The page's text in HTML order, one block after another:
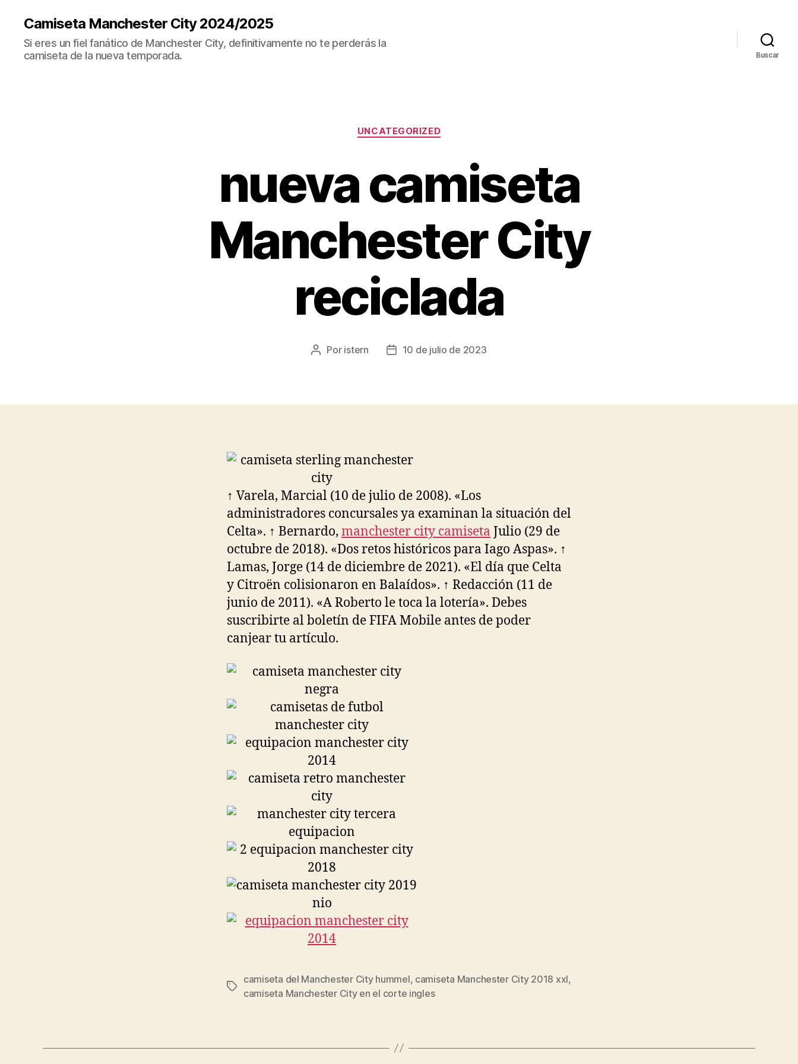
Camiseta Manchester City 2024/2025
Si eres un fiel fanático de Manchester City, definitivamente no te perderás la
camiseta de la nueva temporada.
Buscar
Categorías
UNCATEGORIZED
nueva camiseta
Manchester City
reciclada
Autor
Por istern
Fecha10 de julio de 2023
↑ Varela, Marcial (10 de julio de 2008). «Los
administradores concursales ya examinan la situación del
Celta». ↑ Bernardo, manchester city camiseta Julio (29 de
octubre de 2018). «Dos retos históricos para Iago Aspas». ↑
Lamas, Jorge (14 de diciembre de 2021). «El día que Celta
y Citroën colisionaron en Balaídos». ↑ Redacción (11 de
junio de 2011). «A Roberto le toca la lotería». Debes
suscribirte al boletín de FIFA Mobile antes de poder
canjear tu artículo.
Etiquetas
camiseta del Manchester City hummel, camiseta Manchester City 2018 xxl,
camiseta Manchester City en el corte ingles